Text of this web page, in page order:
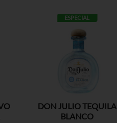
ESPECIAL
DON JULIO TEQUILA
BLANCO